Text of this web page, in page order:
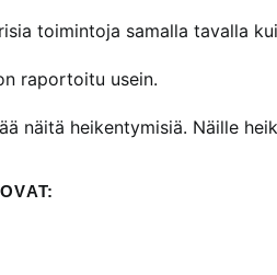
toimintoja samalla tavalla
raportoitu usein.
näitä heikentymisiä. Näille